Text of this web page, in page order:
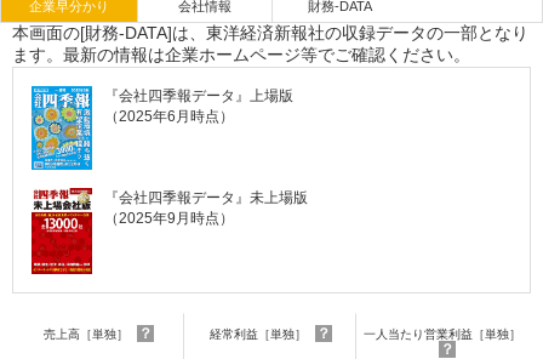
企業早分かり 会社情報 財務-DATA
本画面の[財務-DATA]は、東洋経済新報社の収録データの一部となり
ます。最新の情報は企業ホームページ等でご確認ください。
『会社四季報データ』上場版
（2025年6月時点）
『会社四季報データ』未上場版
（2025年9月時点）
売上高［単独］ ？ 経常利益［単独］ ？ 一人当たり営業利益［単独］
？